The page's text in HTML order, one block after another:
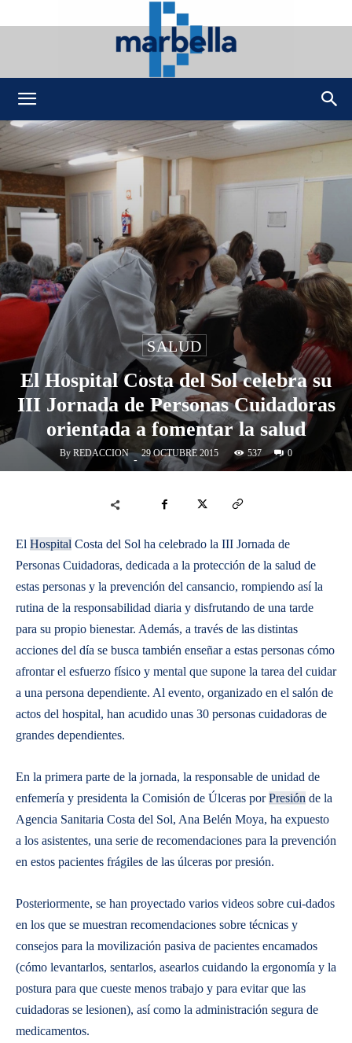
SALUD
El Hospital Costa del Sol celebra su
III Jornada de Personas Cuidadoras
orientada a fomentar la salud
By REDACCION - 29 OCTUBRE 2015 537 0
El Hospital Costa del Sol ha celebrado la III Jornada de
Personas Cuidadoras, dedicada a la protección de la salud de
estas personas y la prevención del cansancio, rompiendo así la
rutina de la responsabilidad diaria y disfrutando de una tarde
para su propio bienestar. Además, a través de las distintas
acciones del día se busca también enseñar a estas personas cómo
afrontar el esfuerzo físico y mental que supone la tarea del cuidar
a una persona dependiente. Al evento, organizado en el salón de
actos del hospital, han acudido unas 30 personas cuidadoras de
grandes dependientes.
En la primera parte de la jornada, la responsable de unidad de
enfemería y presidenta la Comisión de Úlceras porPresión de la
Agencia Sanitaria Costa del Sol, Ana Belén Moya, ha expuesto
a los asistentes, una serie de recomendaciones para la prevención
en estos pacientes frágiles de las úlceras por presión.
Posteriormente, se han proyectado varios videos sobre cui-dados
en los que se muestran recomendaciones sobre técnicas y
consejos para la movilización pasiva de pacientes encamados
(cómo levantarlos, sentarlos, asearlos cuidando la ergonomía y la
postura para que cueste menos trabajo y para evitar que las
cuidadoras se lesionen), así como la administración segura de
medicamentos.